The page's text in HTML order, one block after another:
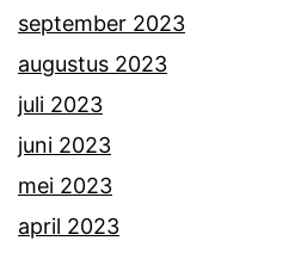
september 2023
augustus 2023
juli 2023
juni 2023
mei 2023
april 2023